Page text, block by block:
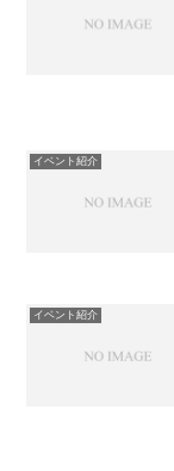
イベント紹介
イベント紹介